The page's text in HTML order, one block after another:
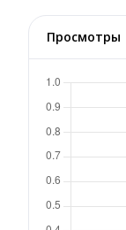
Просмотры